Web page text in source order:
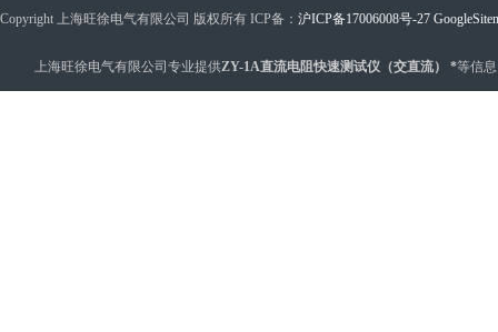
Copyright 上海旺徐电气有限公司 版权所有 ICP备： 沪ICP备17006008号-27
上海旺徐电气有限公司专业提供ZY-1A直流电阻快速测试仪（交直流） *等信